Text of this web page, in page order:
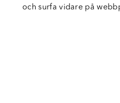
och surfa vidare på